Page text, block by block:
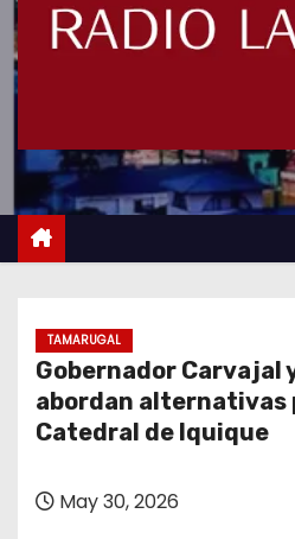
TAMARUGAL
Gobernador Carvajal
abordan alternativas
Catedral de Iquique
May 30, 2026